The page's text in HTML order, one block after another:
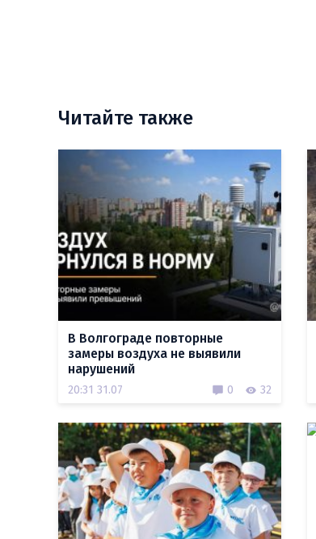
Читайте также
В Волгограде повторные
замеры воздуха не выявили
нарушений
20:31 31.07 0 32